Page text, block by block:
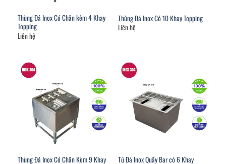
Thùng Đá Inox Có Chân kèm 4 Khay
Topping
Liên hệ
Thùng Đá Inox Có 10 Khay Topping
Liên hệ
Thùng Đá Inox Có Chân Kèm 9 Khay
Tủ Đá Inox Quầy Bar có 6 Khay